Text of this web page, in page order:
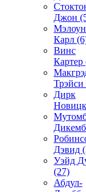
Джон
Мэлоун
Карл
Винс
Картер
Трэйси
Дирк
Дэвид
Уэйд
(27)
Абдул-